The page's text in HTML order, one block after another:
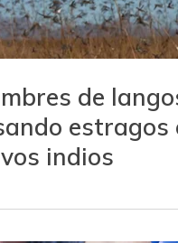
de
estragos
indios